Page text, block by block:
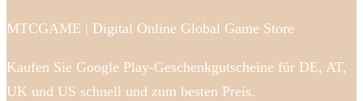
MTCGAME | Digital Online Global Game Store
Kaufen Sie Google Play-Geschenkgutscheine für DE, AT,
UK und US schnell und zum besten Preis.